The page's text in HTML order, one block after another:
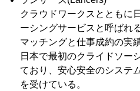
クラウドワークスとともに
ーシングサービスと呼ばれ
マッチングと仕事成約の実
日本で最初のクライドソー
ており、安心安全のシステ
を受けている。